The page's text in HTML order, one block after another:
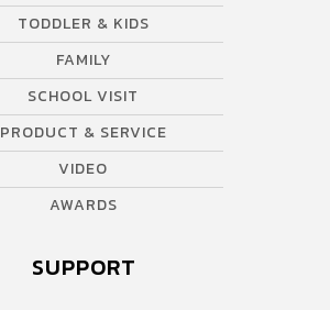
TODDLER & KIDS
FAMILY
SCHOOL VISIT
PRODUCT & SERVICE
VIDEO
AWARDS
SUPPORT